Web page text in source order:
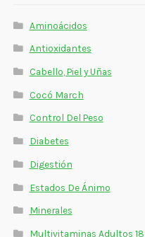
Control Del Peso
Cocó March
Aminoácidos
Salud Visual
Multivitaminas Niños
Aminoácidos
Antioxidantes
Cabello, Piel y Uñas
Cocó March
Control Del Peso
Diabetes
Digestión
Estados De Ánimo
Minerales
Multivitaminas Adultos 18